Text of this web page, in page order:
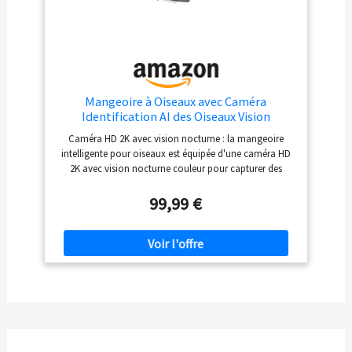
Stockage local sur carte TF, sans
IP65, cette mangeoire connectée est une idée cadeau
idéale pour les amateurs d’oiseaux, de jardin et de
Mangeoire à Oiseaux avec Caméra
Identification AI des Oiseaux Vision
Nocturne HD 2K IP65 Etanche Mangeoire
Oiseaux Exterieur Panneau Solaire Capture
Auto Notification Instantanée
Caméra HD 2K avec vision nocturne : la mangeoire
intelligente pour oiseaux est équipée d'une caméra HD
2K avec vision nocturne couleur pour capturer des
jour comme de nuit. L'objectif grand angle de 140° offre
un champ de vision plus large pour capturer chaque
moment de la vie des oiseaux. La mangeoire oiseaux
camera avec caméra comprend un audio
bidirectionnel, qui vous permettant de profiter des
99,99 €